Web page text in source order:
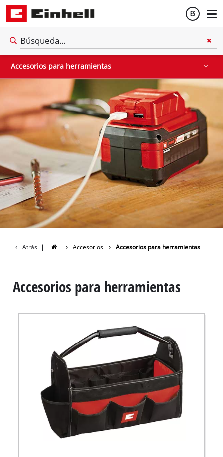
ES
Accesorios para herramientas
Baterías / cargadores
Accesorios para herramientas de jardín
Atrás | Accesorios Accesorios para herramientas
Accesorios para herramientas